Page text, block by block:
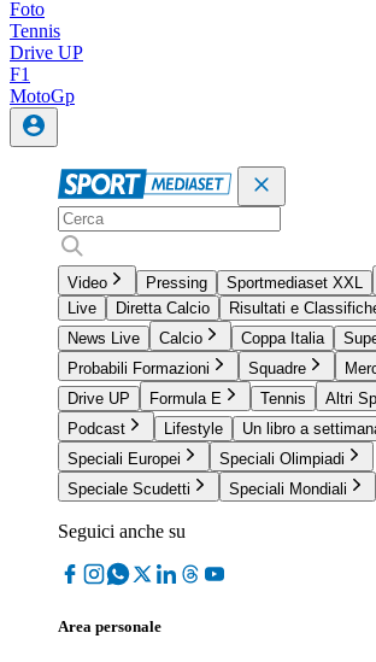
Foto
Tennis
Drive UP
F1
MotoGp
Video Pressing Sportmediaset XXL
Live
Diretta Calcio
Risultati e
News Live
Calcio Coppa Italia
Probabili Formazioni
Squadre
Drive UP
Formula E Tennis Altri
Podcast
Lifestyle
Un libro a
Speciali Europei
Speciali Olimpiadi
Speciale Scudetti
Speciali Mondiali
Seguici anche su
Area personale